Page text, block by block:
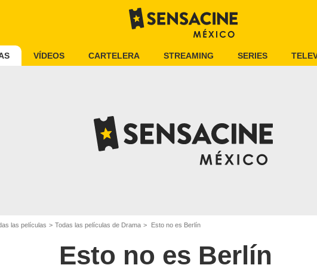
VÍDEOS CARTELERA STREAMING SERIES
las películas Todas las películas de Drama Esto no es Berlín
Esto no es Berlín